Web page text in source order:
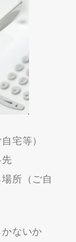
宅等）
所（ご自
ないか